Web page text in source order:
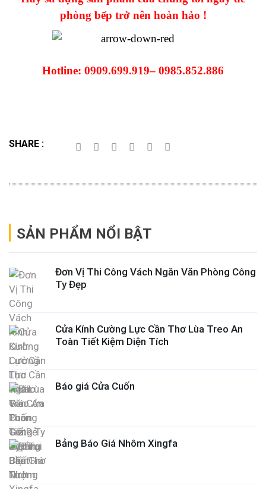
phòng bếp trở nên hoàn hảo !
Hotline: 0909.699.919– 0985.852.886
SHARE :
SẢN PHẨM NỔI BẬT
Đơn Vị Thi Công Vách Ngăn Văn Phòng Công
Ty Đẹp
Cửa Kính Cường Lực Cần Thơ Lùa Treo An
Toàn Tiết Kiệm Diện Tích
Báo giá Cửa Cuốn
Bảng Báo Giá Nhôm Xingfa